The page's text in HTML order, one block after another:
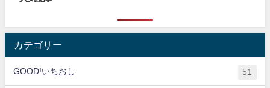
カテゴリー
GOOD!いちおし 51